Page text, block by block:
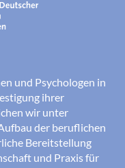
und Psychologen in
ihrer
wir unter
der beruflichen
Bereitstellung
und Praxis für